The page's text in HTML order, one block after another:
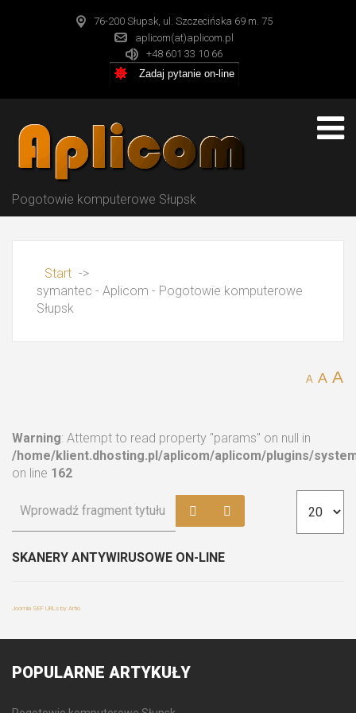
76-200 Słupsk, ul. Szczecińska 69 m. 75
aplicom(at)aplicom.pl
+48 601 33 10 66
Zadaj pytanie on-line
Pogotowie komputerowe Słupsk
Start ->
symantec - Aplicom - Pogotowie komputerowe
Słupsk
A A A
Warning: Attempt to read property "params" on null in
/home/klient.dhosting.pl/aplicom/aplicom/plugins/
on line 162
SKANERY ANTYWIRUSOWE ON-LINE
Joomla SEF URLs by Artio
POPULARNE ARTYKUŁY